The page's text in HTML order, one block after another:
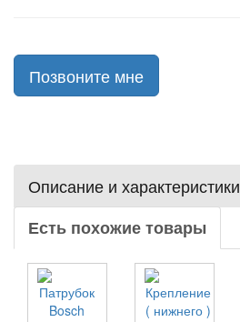
Позвоните мне
Описание и характеристики
Есть похожие товары